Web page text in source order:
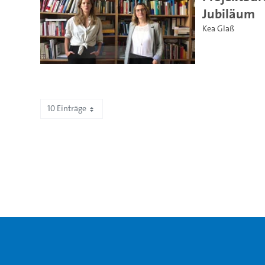
Jubiläum
Kea Glaß
10 Einträge